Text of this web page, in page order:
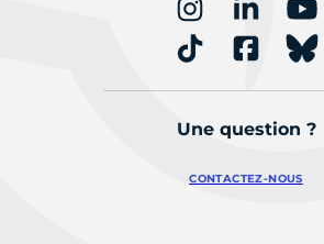
Une question ?
CONTACTEZ-NOUS